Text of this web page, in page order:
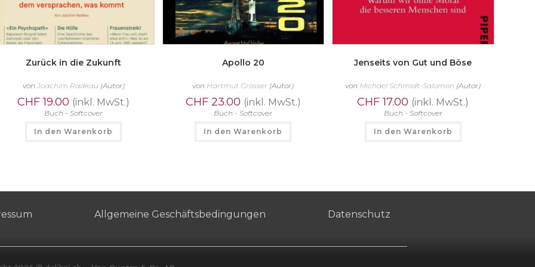
Zurück in die Zukunft
von Joachim Radkau(Autor)
CHF19.00 (inkl. MwSt.)
Buch - Softcover
In den Warenkorb
Apollo 20
von Hartmut Grosser (Autor)
CHF23.00 (inkl. MwSt.)
Buch - Softcover
In den Warenkorb
Jenseits von Gut und Böse
von Michael Schmidt-Salomon (Autor)
CHF17.00 (inkl. MwSt.)
Buch - Softcover
In den Warenkorb
Allgemeine Geschäftsbedingungen Datenschutz